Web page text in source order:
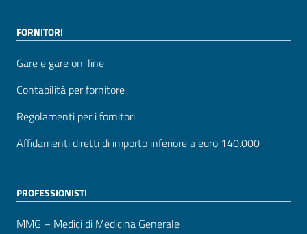
FORNITORI
Gare e gare on-line
Contabilità per fornitore
Regolamenti per i fornitori
Affidamenti diretti di importo inferiore a euro 140.000
PROFESSIONISTI
MMG – Medici di Medicina Generale